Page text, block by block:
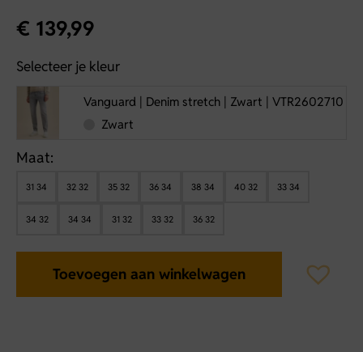
€ 139,99
Selecteer je kleur
Vanguard | Denim stretch | Zwart | VTR2602710
Zwart
Maat:
31 34 32 32 35 32 36 34 38 34 40 32 33 34
34 32 34 34 31 32 33 32 36 32
Toevoegen aan winkelwagen